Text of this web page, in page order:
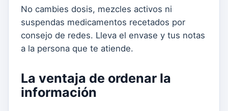
No cambies dosis, mezcles activos ni
suspendas medicamentos recetados por
consejo de redes. Lleva el envase y tus notas
a la persona que te atiende.
La ventaja de ordenar la
información